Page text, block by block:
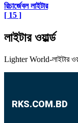
রিচার্জেবল লাইটার
[ 15 ]
লাইটার ওয়ার্ল্ড
Lighter World-লাইটার
RKS.COM.BD